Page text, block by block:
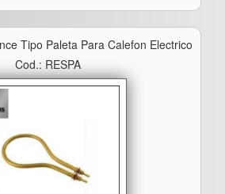
Tipo Paleta Para Calefon Electrico
Cod.: RESPA